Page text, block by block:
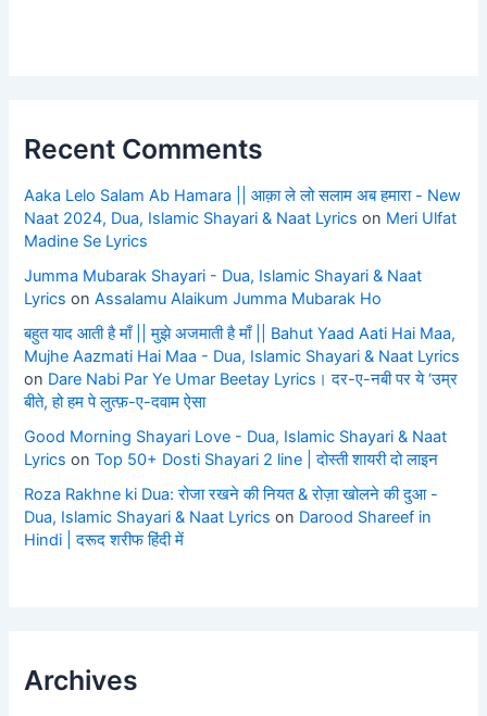
Recent Comments
Aaka Lelo Salam Ab Hamara || आक़ा ले लो सलाम अब हमारा - New
Naat 2024, Dua, Islamic Shayari & Naat Lyrics on Meri Ulfat
Madine Se Lyrics
Jumma Mubarak Shayari - Dua, Islamic Shayari & Naat
Lyrics onAssalamu Alaikum Jumma Mubarak Ho
बहुत याद आती है माँ || मुझे अजमाती है माँ || Bahut Yaad Aati Hai Maa,
Mujhe Aazmati Hai Maa - Dua, Islamic Shayari & Naat Lyrics
on Dare Nabi Par Ye Umar Beetay Lyrics। दर-ए-नबी पर ये ‘उम्र
बीते, हो हम पे लुत्फ़-ए-दवाम ऐसा
Good Morning Shayari Love - Dua, Islamic Shayari & Naat
Lyrics onTop 50+ Dosti Shayari 2 line | दोस्ती शायरी दो लाइन
Roza Rakhne ki Dua: रोजा रखने की नियत & रोज़ा खोलने की दुआ -
Dua, Islamic Shayari & Naat Lyrics on Darood Shareef in
Hindi | दरूद शरीफ हिंदी में
Archives